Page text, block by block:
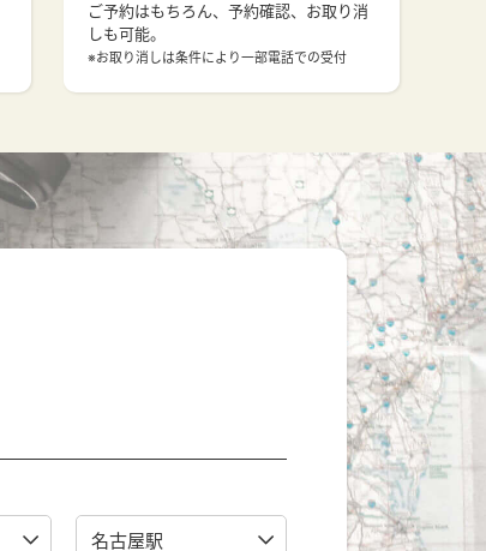
ご予約はもちろん、予約確認、お取り消
しも可能。
※お取り消しは条件により一部電話での受付